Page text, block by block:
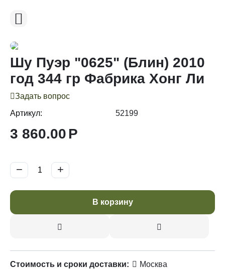
Шу Пуэр "0625" (Блин) 2010
год 344 гр Фабрика Хонг Ли
Задать вопрос
Артикул:
52199
3 860.00Р
+
−
В корзину
Стоимость и сроки доставки: Москва